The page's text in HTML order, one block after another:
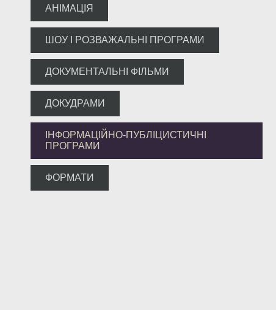
АНІМАЦІЯ
ШОУ І РОЗВАЖАЛЬНІ ПРОГРАМИ
ДОКУМЕНТАЛЬНІ ФІЛЬМИ
ДОКУДРАМИ
ІНФОРМАЦІЙНО-ПУБЛІЦИСТИЧНІ
ПРОГРАМИ
ФОРМАТИ